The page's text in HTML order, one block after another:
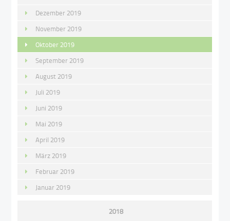
Dezember 2019
November 2019
Oktober 2019
September 2019
August 2019
Juli 2019
Juni 2019
Mai 2019
April 2019
März 2019
Februar 2019
Januar 2019
2018